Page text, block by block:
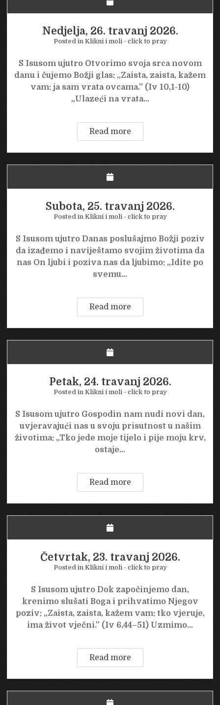
Nedjelja, 26. travanj 2026.
Posted in Klikni i moli - click to pray
S Isusom ujutro Otvorimo svoja srca novom
danu i čujemo Božji glas: „Zaista, zaista, kažem
vam: ja sam vrata ovcama.” (Iv 10,1-10)
„Ulazeći na vrata…
Read moreNedjelja,
26.
travanj
2026.
Subota, 25. travanj 2026.
Posted in Klikni i moli - click to pray
S Isusom ujutro Danas poslušajmo Božji poziv
da izađemo i naviještamo svojim životima da
nas On ljubi i poziva nas da ljubimo: „Idite po
svemu…
Read moreSubota,
25.
travanj
2026.
Petak, 24. travanj 2026.
Posted in Klikni i moli - click to pray
S Isusom ujutro Gospodin nam nudi novi dan,
uvjeravajući nas u svoju prisutnost u našim
životima: „Tko jede moje tijelo i pije moju krv,
ostaje…
Read morePetak,
24.
travanj
2026.
Četvrtak, 23. travanj 2026.
Posted in Klikni i moli - click to pray
S Isusom ujutro Dok započinjemo dan,
krenimo slušati Boga i prihvatimo Njegov
poziv: „Zaista, zaista, kažem vam: tko vjeruje,
ima život vječni.” (Iv 6,44–51) Uzmimo…
Read moreČetvrtak,
23.
travanj
2026.